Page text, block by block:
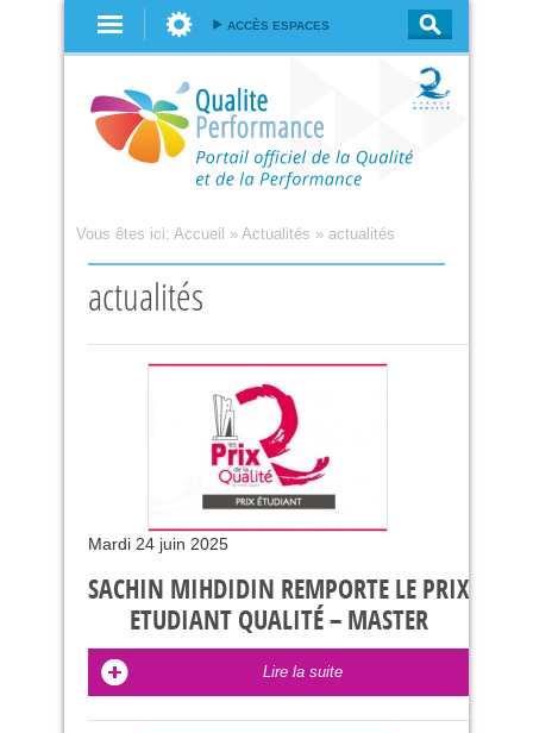
ACCÈS ESPACES
Vous êtes ici: Accueil » Actualités » actualités
actualités
Mardi 24 juin 2025
SACHIN MIHDIDIN REMPORTE LE PRIX
ETUDIANT QUALITÉ – MASTER
Lire la suite